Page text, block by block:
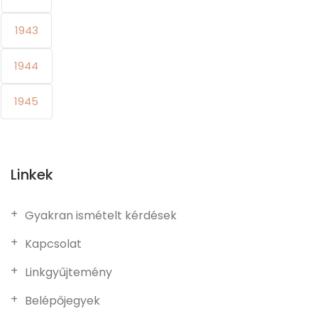
1943
1944
1945
Linkek
Gyakran ismételt kérdések
Kapcsolat
Linkgyűjtemény
Belépőjegyek